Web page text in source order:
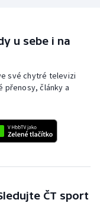
u sebe i na
své chytré televizi
přenosy, články a
ČT sport